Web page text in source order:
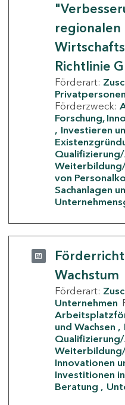
regionalen
Richtlinie
Förderart:
Privatpersonen
Förderzweck:
Forschung,
Investieren
von
Sachanlagen
Wachstum
Förderart:
Unternehmen
und Wachsen
Innovationen
Investitionen
Beratung